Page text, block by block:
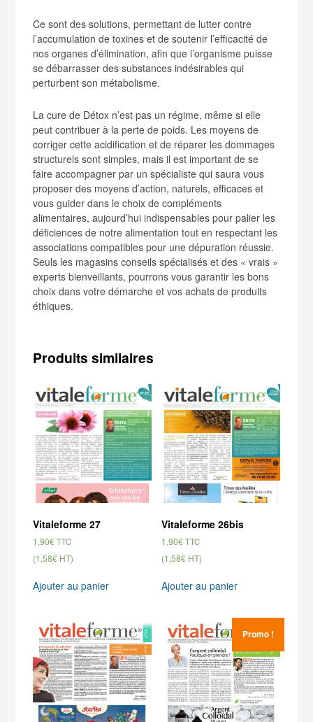
Ce sont des solutions, permettant de lutter contre
l’accumulation de toxines et de soutenir l’efficacité de
nos organes d’élimination, afin que l’organisme puisse
se débarrasser des substances indésirables qui
perturbent son métabolisme.
La cure de Détox n’est pas un régime, même si elle
peut contribuer à la perte de poids. Les moyens de
corriger cette acidification et de réparer les dommages
structurels sont simples, mais il est important de se
faire accompagner par un spécialiste qui saura vous
proposer des moyens d’action, naturels, efficaces et
vous guider dans le choix de compléments
alimentaires, aujourd’hui indispensables pour palier les
déficiences de notre alimentation tout en respectant les
associations compatibles pour une dépuration réussie.
Seuls les magasins conseils spécialisés et des « vrais »
experts bienveillants, pourrons vous garantir les bons
choix dans votre démarche et vos achats de produits
éthiques.
Produits similaires
Vitaleforme 27
1,90€ TTC
(1,58€ HT)
Ajouter au panier
Vitaleforme 26bis
1,90€TTC
(1,58€ HT)
Ajouter au panier
Promo !